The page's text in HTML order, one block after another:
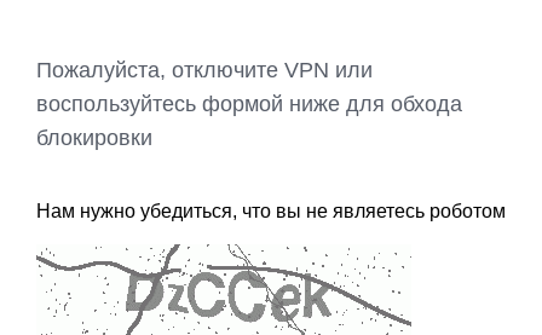
Пожалуйста, отключите VPN или
воспользуйтесь формой ниже для обхода
блокировки
Нам нужно убедиться, что вы не являетесь роботом